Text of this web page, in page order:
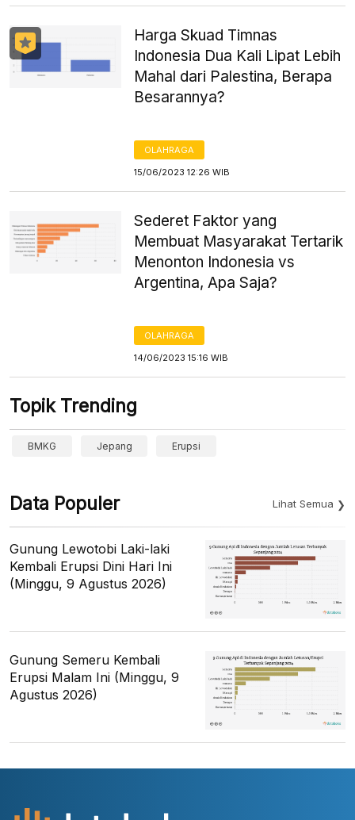
Harga Skuad Timnas
Indonesia Dua Kali Lipat Lebih
Mahal dari Palestina, Berapa
Besarannya?
OLAHRAGA
15/06/2023 12:26 WIB
Sederet Faktor yang
Membuat Masyarakat Tertarik
Menonton Indonesia vs
Argentina, Apa Saja?
OLAHRAGA
14/06/2023 15:16 WIB
Topik Trending
BMKG Jepang Erupsi
Data Populer Lihat Semua
Gunung Lewotobi Laki-laki
Kembali Erupsi Dini Hari Ini
(Minggu, 9 Agustus 2026)
Gunung Semeru Kembali
Erupsi Malam Ini (Minggu, 9
Agustus 2026)